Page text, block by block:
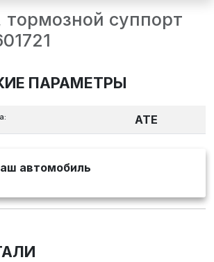
суппорт
ПАРАМЕТРЫ
ATE
автомобиль